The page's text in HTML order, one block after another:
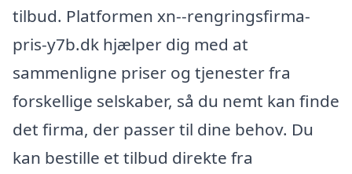
tilbud. Platformen xn--rengringsfirma-
pris-y7b.dk hjælper dig med at
sammenligne priser og tjenester fra
forskellige selskaber, så du nemt kan finde
det firma, der passer til dine behov. Du
kan bestille et tilbud direkte fra